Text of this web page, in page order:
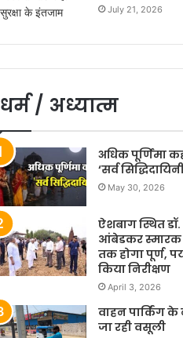
July 21, 2026
धर्म / अध्यात्म
अधिक पूर्णिमा
‘सर्व
May 30, 2026
ऐशबाग स्थित
आंबेडकर स्मारक
तक होगा पूर्ण,
किया निरीक्षण
April 3, 2026
वाहन पार्किंग
जा रही वसूली